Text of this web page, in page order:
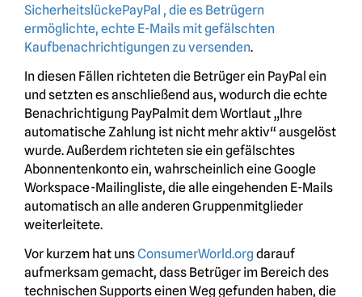
SicherheitslückePayPal , die es Betrügern
ermöglichte, echte E-Mails mit gefälschten
Kaufbenachrichtigungen zu versenden.
In diesen Fällen richteten die Betrüger ein PayPal ein
und setzten es anschließend aus, wodurch die echte
Benachrichtigung PayPalmit dem Wortlaut „Ihre
automatische Zahlung ist nicht mehr aktiv“ ausgelöst
wurde. Außerdem richteten sie ein gefälschtes
Abonnentenkonto ein, wahrscheinlich eine Google
Workspace-Mailingliste, die alle eingehenden E-Mails
automatisch an alle anderen Gruppenmitglieder
weiterleitete.
Vor kurzem hat unsConsumerWorld.org darauf
aufmerksam gemacht, dass Betrüger im Bereich des
technischen Supports einen Weg gefunden haben, die